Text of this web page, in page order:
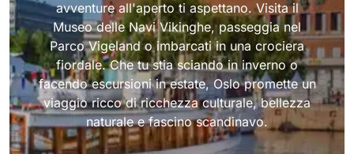
avventure all'aperto ti aspettano. Visita il
Museo delle Navi Vikinghe, passeggia nel
Parco Vigeland o imbarcati in una crociera
fiordale. Che tu stia sciando in inverno o
facendo escursioni in estate, Oslo promette un
viaggio ricco di ricchezza culturale, bellezza
naturale e fascino scandinavo.